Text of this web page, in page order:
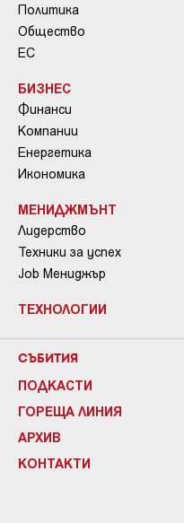
Политика
Общество
ЕС
БИЗНЕС
Финанси
Компании
Енергетика
Икономика
МЕНИДЖМЪНТ
Лидерство
Техники за успех
Job Мениджър
ТЕХНОЛОГИИ
СЪБИТИЯ
ПОДКАСТИ
ГОРЕЩА ЛИНИЯ
АРХИВ
КОНТАКТИ